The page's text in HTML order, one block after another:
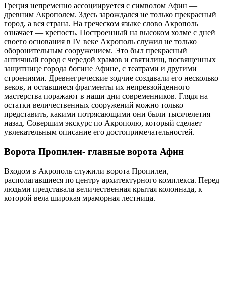
Греция непременно ассоциируется с символом Афин —
древним Акрополем. Здесь зарождался не только прекрасный
город, а вся страна. На греческом языке слово Акрополь
означает — крепость. Построенный на высоком холме с дней
своего основания в IV веке Акрополь служил не только
оборонительным сооружением. Это был прекрасный
античный город с чередой храмов и святилищ, посвященных
защитнице города богине Афине, с театрами и другими
строениями. Древнегреческие зодчие создавали его несколько
веков, и оставшиеся фрагменты их непревзойденного
мастерства поражают в наши дни современников. Глядя на
остатки величественных сооружений можно только
представить, какими потрясающими они были тысячелетия
назад. Совершим экскурс по Акрополю, который сделает
увлекательным описание его достопримечательностей.
Ворота Пропилеи- главные ворота Афин
Входом в Акрополь служили ворота Пропилеи,
располагавшиеся по центру архитектурного комплекса. Перед
людьми представала величественная крытая колоннада, к
которой вела широкая мраморная лестница.